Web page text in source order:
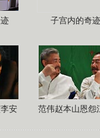
子宫内的奇迹
安 范伟赵本山恩怨